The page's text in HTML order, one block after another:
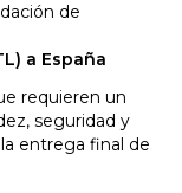
de
a España
requieren un
seguridad y
entrega final de